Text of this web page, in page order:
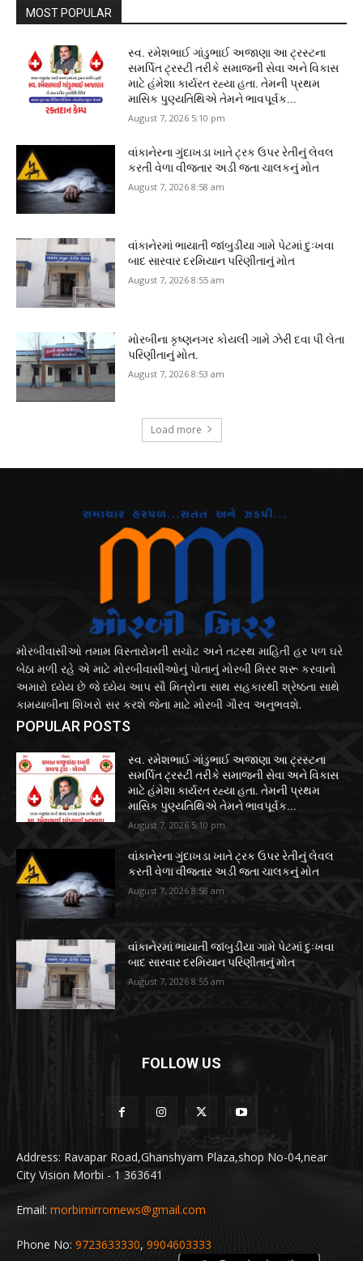
MOST POPULAR
સ્વ. રમેશભાઈ ગાંડુભાઈ અજાણા આ ટ્રસ્ટના
સમર્પિત ટ્રસ્ટી તરીકે સમાજની સેવા અને વિકાસ
માટે હંમેશા કાર્યરત રહ્યા હતા. તેમની પ્રથમ
માસિક પુણ્યતિથિએ તેમને ભાવપૂર્વક...
August 7, 2026 5:10 pm
વાંકાનેરના ગુંદાખડા ખાતે ટ્રક ઉપર રેતીનું લેવલ
કરતી વેળા વીજતાર અડી જતા ચાલકનું મોત
August 7, 2026 8:58 am
વાંકાનેરમાં ભાયાતી જાંબુડીયા ગામે પેટમાં દુઃખવા
બાદ સારવાર દરમિયાન પરિણીતાનું મોત
August 7, 2026 8:55 am
મોરબીના કૃષ્ણનગર કોયલી ગામે ઝેરી દવા પી લેતા
પરિણીતાનું મોત.
August 7, 2026 8:53 am
Load more
મોરબીવાસીઓ તમામ વિસ્તારોમની સચોટ અને તટસ્થ માહિતી હર પળ ઘરે
બેઠા મળી રહે એ માટે મોરબીવાસીઓનું પોતાનું મોરબી મિરર શરૂ કરવાનો
અમારો ધ્યેય છે જે ધ્યેય આપ સૌ મિત્રોના સાથ સહકારથી શ્રેષ્ઠતા સાથે
કામયાબીના શિખરો સર કરશે જેના માટે મોરબી ગૌરવ અનુભવશે.
POPULAR POSTS
સ્વ. રમેશભાઈ ગાંડુભાઈ અજાણા આ ટ્રસ્ટના
સમર્પિત ટ્રસ્ટી તરીકે સમાજની સેવા અને વિકાસ
માટે હંમેશા કાર્યરત રહ્યા હતા. તેમની પ્રથમ
માસિક પુણ્યતિથિએ તેમને ભાવપૂર્વક...
August 7, 2026 5:10 pm
વાંકાનેરના ગુંદાખડા ખાતે ટ્રક ઉપર રેતીનું લેવલ
કરતી વેળા વીજતાર અડી જતા ચાલકનું મોત
August 7, 2026 8:58 am
વાંકાનેરમાં ભાયાતી જાંબુડીયા ગામે પેટમાં દુઃખવા
બાદ સારવાર દરમિયાન પરિણીતાનું મોત
August 7, 2026 8:55 am
FOLLOW US
Address: Ravapar Road,Ghanshyam Plaza,shop No-04,near
City Vision Morbi - 1 363641
Email: morbimirrornews@gmail.com
Phone No: 9723633330, 9904603333